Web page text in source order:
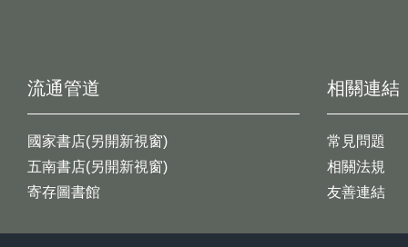
流通管道
國家書店(另開新視窗)
五南書店(另開新視窗)
寄存圖書館
相關連結
常見問題
相關法規
友善連結